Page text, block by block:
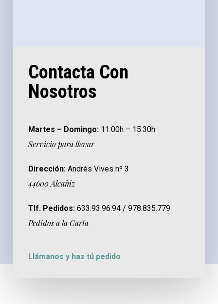
Contacta Con
Nosotros
Martes – Domingo: 11:00h – 15:30h
Servicio para llevar
Dirección: Andrés Vives nº 3
44600 Alcañiz
Tlf. Pedidos: 633.93.96.94 / 978.835.779
Pedidos a la Carta
Llámanos y haz tú pedido